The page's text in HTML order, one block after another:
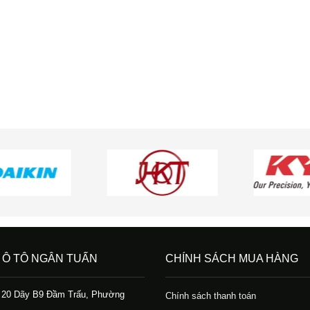
TÔ NGÂN TUẤN
Dãy B9 Đầm Trấu, Phường
CHÍNH SÁCH MUA HÀNG
Chính sách thanh toán